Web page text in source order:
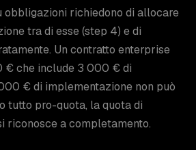
obbligazioni richiedono di allocare
tra di esse (step 4) e di
Un contratto enterprise
€ che include 3 000 € di
€ di implementazione non può
tutto pro-quota, la quota di
riconosce a completamento.